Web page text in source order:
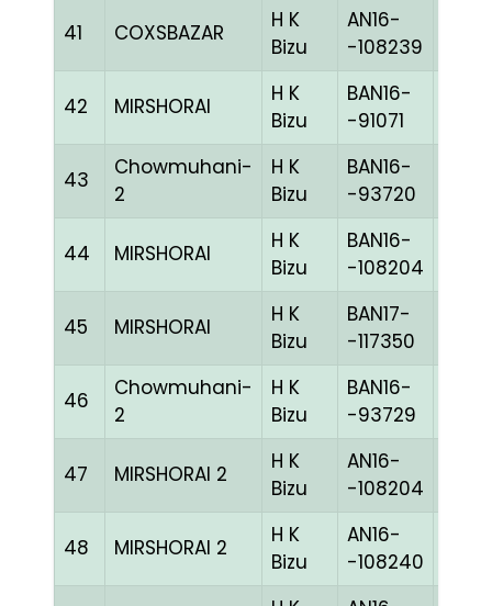
41 COXSBAZAR
H K
Bizu
AN16-
-108239
42 MIRSHORAI
H K
Bizu
BAN16-
-91071
43
Chowmuhani-
2
H K
Bizu
BAN16-
-93720
44 MIRSHORAI
H K
Bizu
BAN16-
-108204
45 MIRSHORAI
H K
Bizu
BAN17-
-117350
46
Chowmuhani-
2
H K
Bizu
BAN16-
-93729
47 MIRSHORAI 2
H K
Bizu
AN16-
-108204
48 MIRSHORAI 2
H K
Bizu
AN16-
-108240